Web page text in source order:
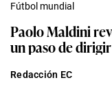
Fútbol mundial
Paolo Maldini
un paso de
Redacción EC